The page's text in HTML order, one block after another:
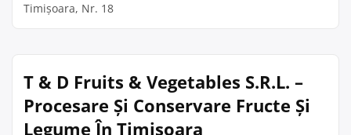
Timișoara, Nr. 18
T & D Fruits & Vegetables S.R.L. –
Procesare Și Conservare Fructe Și
Legume În Timisoara